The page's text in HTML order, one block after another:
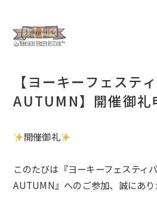
【ヨーキーフェステ
AUTUMN】開催御礼
開催御礼
このたびは『ヨーキーフェスティ
AUTUMN』 へのご参加、誠にあ